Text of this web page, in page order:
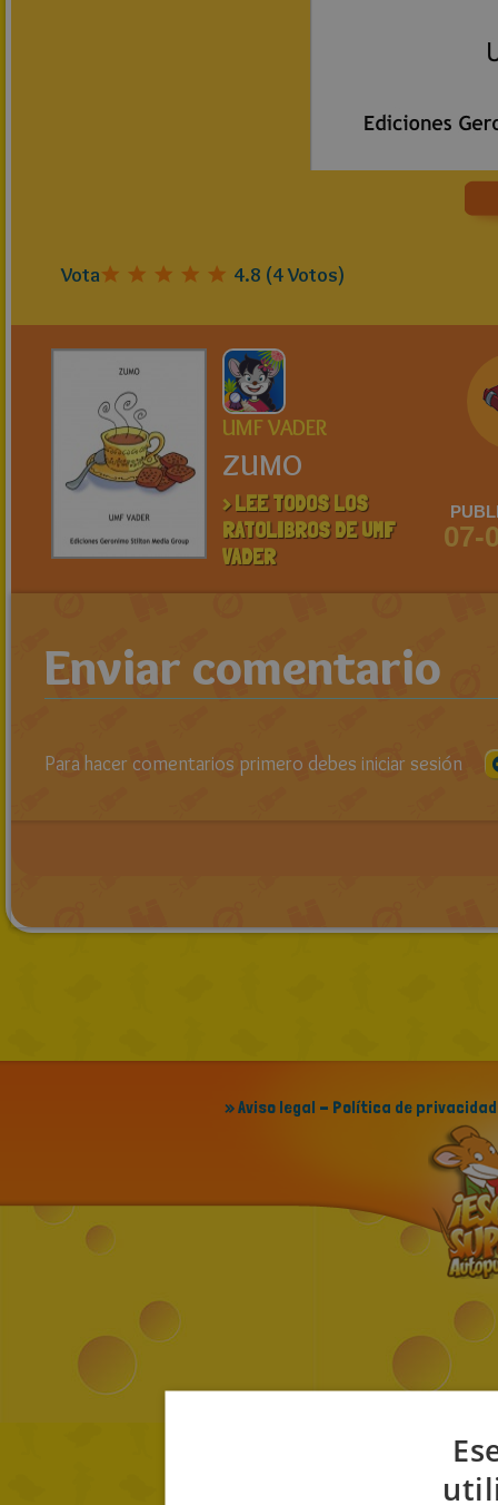
Vota 4.8 (4Votos)
UMF VADER
ZUMO
> LEE TODOS LOS
RATOLIBROS DE UMF
VADER
07-
Enviar comentario
Para hacer comentarios primero debes iniciar sesión
» Aviso legal - Política de privacidad